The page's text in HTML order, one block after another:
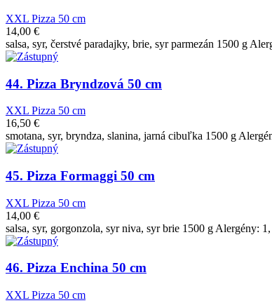
XXL Pizza 50 cm
14,00 €
salsa, syr, čerstvé paradajky, brie, syr parmezán 1500 g
44. Pizza Bryndzová 50 cm
XXL Pizza 50 cm
16,50 €
smotana, syr, bryndza, slanina, jarná cibuľka 1500 g
45. Pizza Formaggi 50 cm
XXL Pizza 50 cm
14,00 €
salsa, syr, gorgonzola, syr niva, syr brie 1500 g Alergény:
46. Pizza Enchina 50 cm
XXL Pizza 50 cm